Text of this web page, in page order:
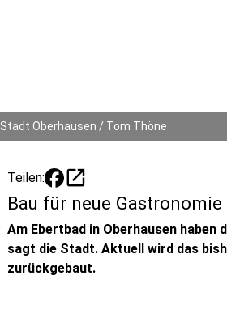
Stadt Oberhausen / Tom Thöne
Teilen: open_in_new
Bau für neue
Am Ebertbad in Oberhausen haben
sagt die Stadt. Aktuell wird das
zurückgebaut.